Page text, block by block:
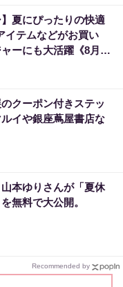
】夏にぴったりの快適
イテムなどがお買い
ーにも大活躍《8月13
クーポン付きステッ
イや銀座蔦屋書店な
本ゆりさんが「夏休
無料で大公開。
Recommended by